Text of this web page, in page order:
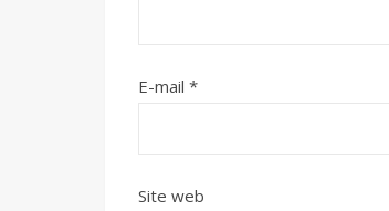
E-mail *
Site web